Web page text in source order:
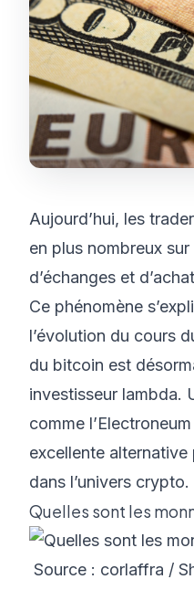
Aujourd’hui, les
en plus nombreux
d’échanges et
Ce phénomène
l’évolution du cours
du bitcoin est
investisseur lambda.
comme
excellente
dans l’univers crypto.
Quelles sont les
Source : corlaffra /